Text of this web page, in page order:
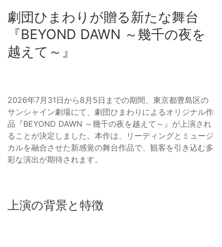
劇団ひまわりが贈る新たな舞台
『BEYOND DAWN ～幾千の夜を
越えて～』
2026年7月31日から8月5日までの期間、東京都豊島区の
サンシャイン劇場にて、劇団ひまわりによるオリジナル作
品『BEYOND DAWN ～幾千の夜を越えて～』が上演され
ることが決定しました。本作は、リーディングとミュージ
カルを融合させた新感覚の舞台作品で、観客を引き込む多
彩な演出が期待されます。
上演の背景と特徴